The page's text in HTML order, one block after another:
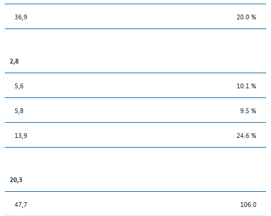
36,9 20.0 %
2,8
5,6 10.1 %
5,8 9.5 %
13,9 24.6 %
20,3
47,7 106.0